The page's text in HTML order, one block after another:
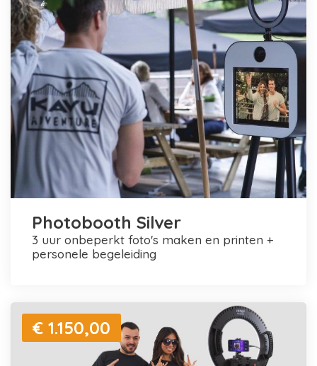
Photobooth Silver
3 uur onbeperkt foto's maken en printen +
personele begeleiding
€ 1.150,00